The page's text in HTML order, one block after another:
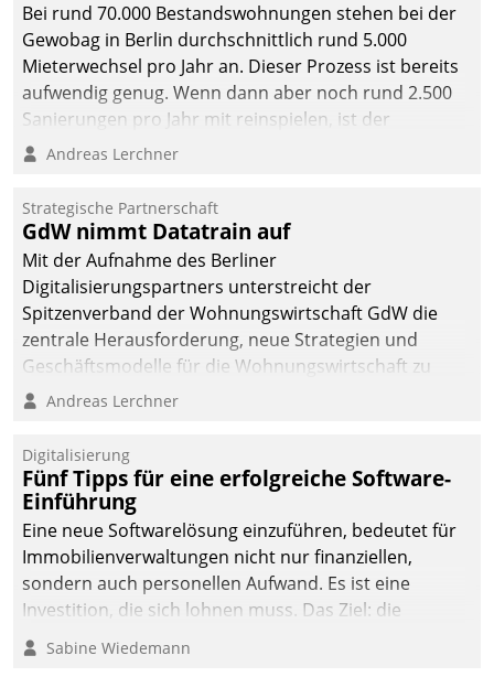
Bei rund 70.000 Bestandswohnungen stehen bei der
Gewobag in Berlin durchschnittlich rund 5.000
Mieterwechsel pro Jahr an. Dieser Prozess ist bereits
aufwendig genug. Wenn dann aber noch rund 2.500
Sanierungen pro Jahr mit reinspielen, ist der
Betreuungs- und Organisationsaufwand immens. Im
kommunale Wohnungsbauunternehmen daher
gemeinsam mit der Berliner Datatrain GmbH den
Teilprozess der Objektsanierung digitalisiert.
Andreas Lerchner
Strategische Partnerschaft
GdW nimmt Datatrain auf
Mit der Aufnahme des Berliner
Digitalisierungspartners unterstreicht der
Spitzenverband der Wohnungswirtschaft GdW die
zentrale Herausforderung, neue Strategien und
Geschäftsmodelle für die Wohnungswirtschaft zu
entwickeln.
Andreas Lerchner
Digitalisierung
Fünf Tipps für eine erfolgreiche Software-
Einführung
Eine neue Softwarelösung einzuführen, bedeutet für
Immobilienverwaltungen nicht nur finanziellen,
sondern auch personellen Aufwand. Es ist eine
Investition, die sich lohnen muss. Das Ziel: die
nachhaltige Optimierung der Geschäftsabläufe. Damit
dieses Ziel erreicht wird, sollten einige Grundregeln
Sabine Wiedemann